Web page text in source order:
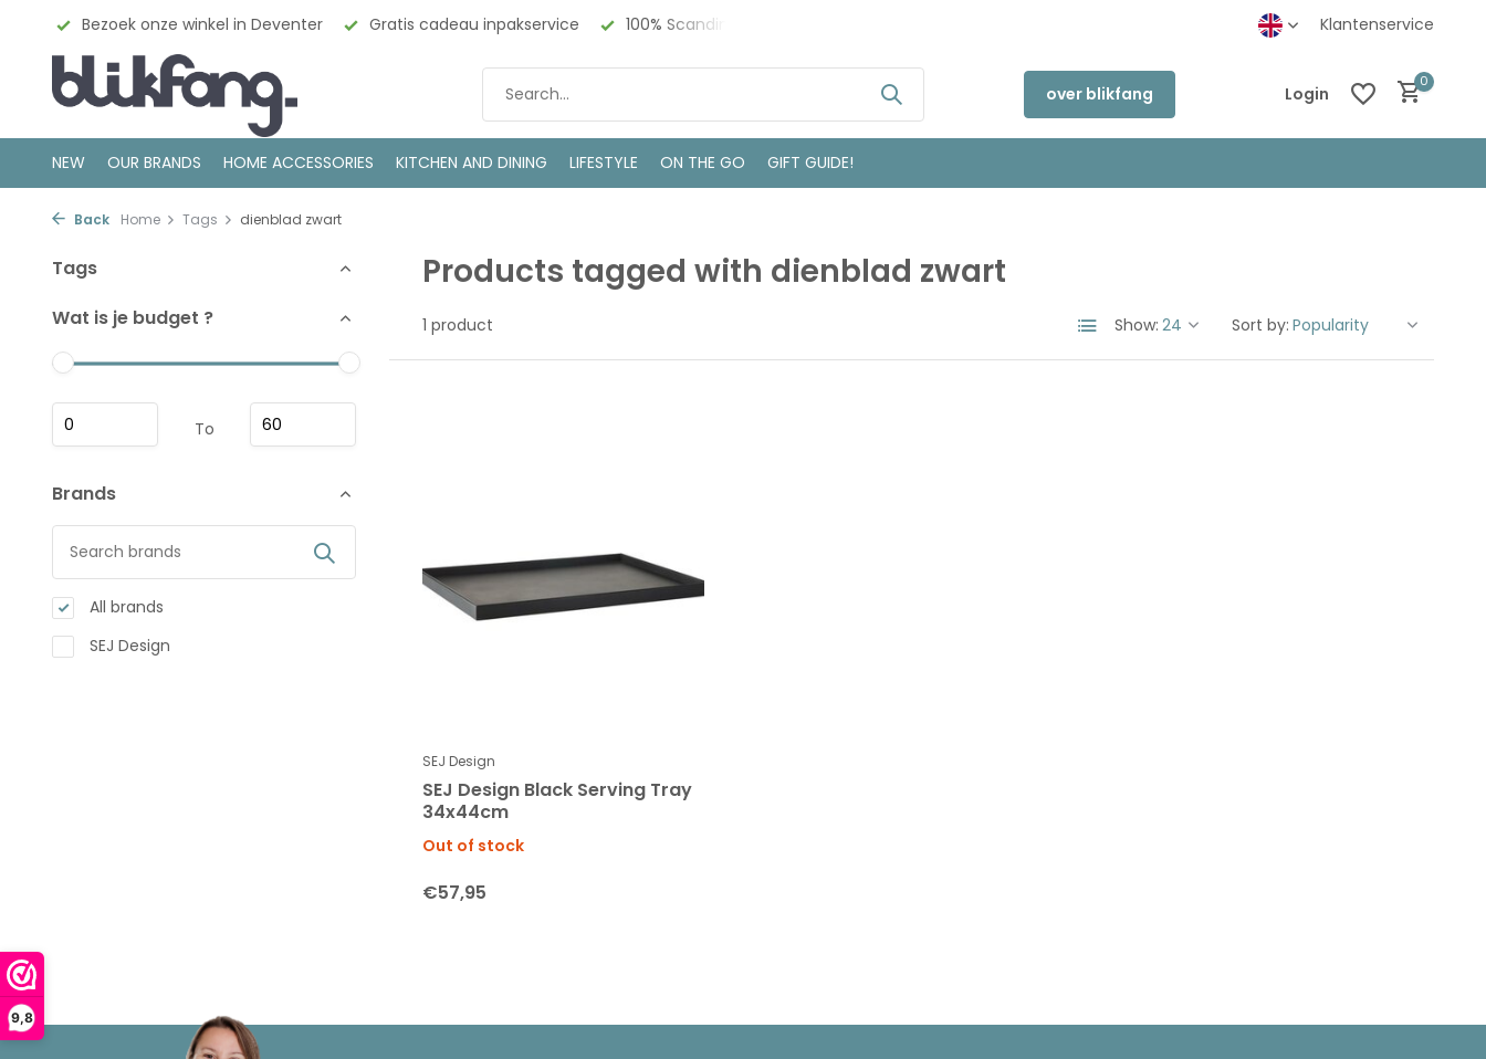
9,8
Bezoek onze winkel in Deventer Gratis cadeau inpakservice 100% Scandinavisch Design Klantenservice
over blikfang Login
0
NEW OUR BRANDS HOME ACCESSORIES KITCHEN AND DINING LIFESTYLE ON THE GO GIFT GUIDE!
Back Home Tags dienblad zwart
Tags
Wat is je budget ?
To
Brands
All brands
SEJ Design
Products tagged with dienblad zwart
1 product Show: Sort by:
SEJ Design
SEJ Design Black Serving Tray
34x44cm
Out of stock
€57,95